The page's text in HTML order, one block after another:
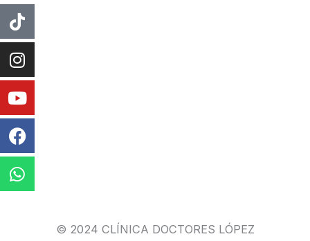
Tiktok
Instagram
Youtube
Facebook
Whatsapp
© 2024 CLÍNICA DOCTORES LÓPEZ